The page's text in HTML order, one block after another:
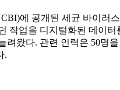
에 공개된 세균 바이러
업을 디지털화된 데이
왔다. 관련 인력은 50명
.